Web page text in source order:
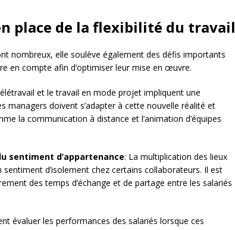
place de la flexibilité du travail
nombreux, elle soulève également des défis importants
en compte afin d’optimiser leur mise en œuvre.
et le travail en mode projet impliquent une
managers doivent s’adapter à cette nouvelle réalité et
la communication à distance et l’animation d’équipes
sentiment d’appartenance: La multiplication des lieux
d’isolement chez certains collaborateurs. Il est
des temps d’échange et de partage entre les salariés
évaluer les performances des salariés lorsque ces